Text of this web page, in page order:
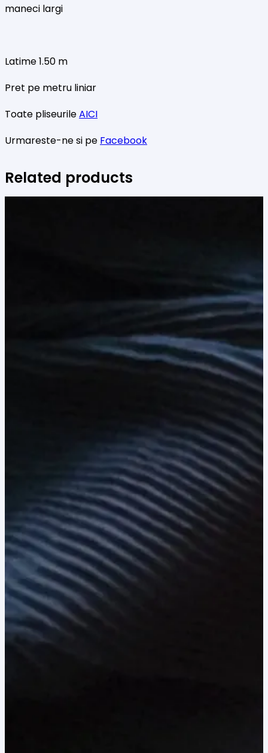
maneci largi
Latime 1.50 m
Pret pe metru liniar
Toate pliseurileAICI
Urmareste-ne si pe Facebook
Related products